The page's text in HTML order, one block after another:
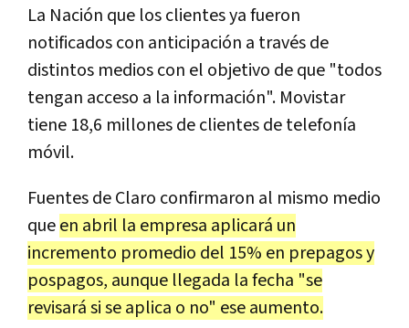
La Nación que los clientes ya fueron
notificados con anticipación a través de
distintos medios con el objetivo de que "todos
tengan acceso a la información". Movistar
tiene 18,6 millones de clientes de telefonía
móvil.
Fuentes de Claro confirmaron al mismo medio
queen abril la empresa aplicará un
incremento promedio del 15% en prepagos y
pospagos, aunque llegada la fecha "se
revisará si se aplica o no" ese aumento.